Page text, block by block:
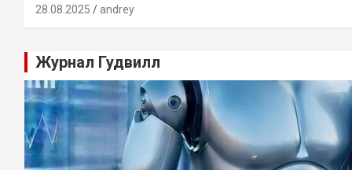
28.08.2025 andrey
Журнал Гудвилл